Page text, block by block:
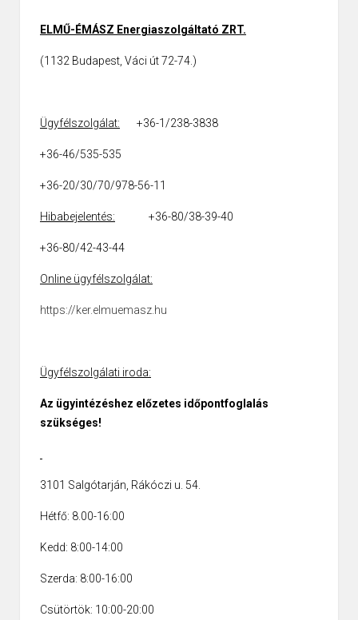
ELMŰ-ÉMÁSZ Energiaszolgáltató ZRT.
(1132 Budapest, Váci út 72-74.)
Ügyfélszolgálat: +36-1/238-3838
+36-46/535-535
+36-20/30/70/978-56-11
Hibabejelentés: +36-80/38-39-40
+36-80/42-43-44
Online ügyfélszolgálat:
https://ker.elmuemasz.hu
Ügyfélszolgálati iroda:
Az ügyintézéshez előzetes időpontfoglalás
szükséges!
3101 Salgótarján, Rákóczi u. 54.
Hétfő: 8.00-16:00
Kedd: 8:00-14:00
Szerda: 8:00-16:00
Csütörtök: 10:00-20:00